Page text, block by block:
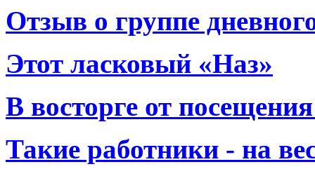
Отзыв о группе
Этот ласковый «Наз»
В восторге от
Такие работники - на